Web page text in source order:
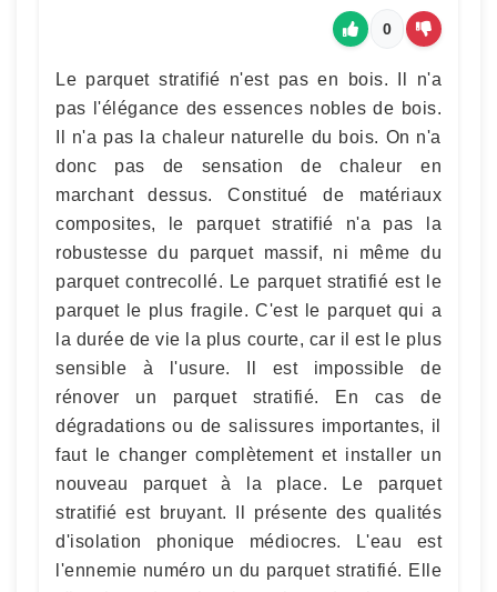
0
Le parquet stratifié n'est pas en bois. Il n'a
pas l'élégance des essences nobles de bois.
Il n'a pas la chaleur naturelle du bois. On n'a
donc pas de sensation de chaleur en
marchant dessus. Constitué de matériaux
composites, le parquet stratifié n'a pas la
robustesse du parquet massif, ni même du
parquet contrecollé. Le parquet stratifié est le
parquet le plus fragile. C'est le parquet qui a
la durée de vie la plus courte, car il est le plus
sensible à l'usure. Il est impossible de
rénover un parquet stratifié. En cas de
dégradations ou de salissures importantes, il
faut le changer complètement et installer un
nouveau parquet à la place. Le parquet
stratifié est bruyant. Il présente des qualités
d'isolation phonique médiocres. L'eau est
l'ennemie numéro un du parquet stratifié. Elle